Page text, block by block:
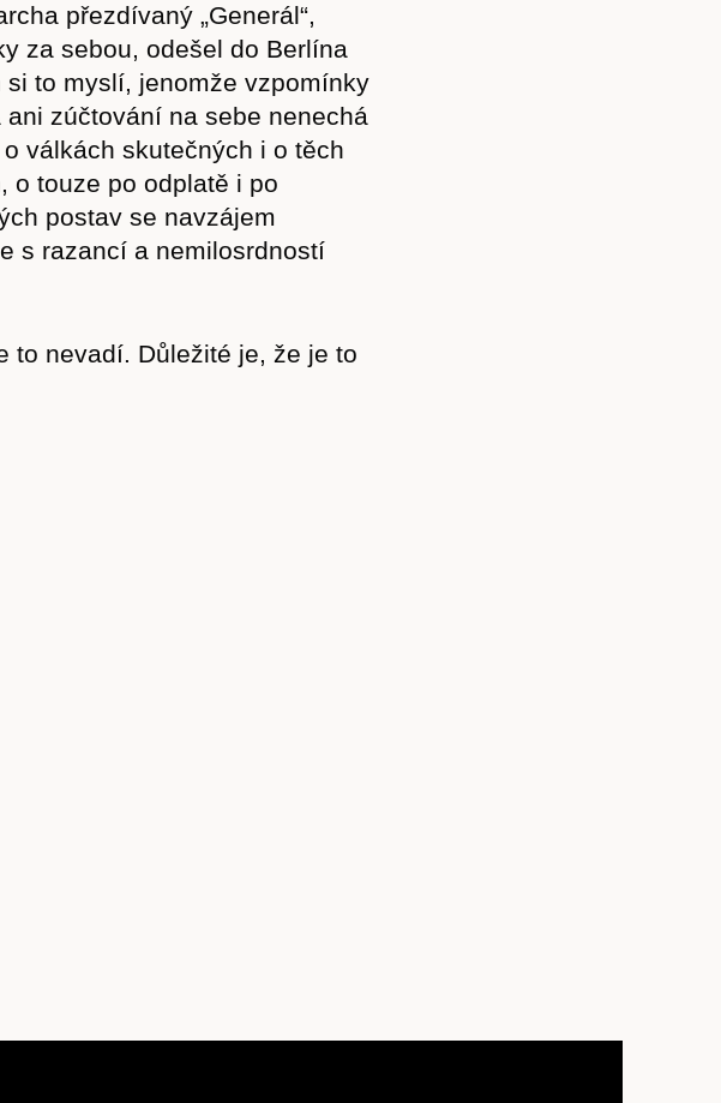
přezdívaný „Generál“,
za sebou, odešel do Berlína
to myslí, jenomže vzpomínky
zúčtování na sebe nenechá
válkách skutečných i o těch
o touze po odplatě i po
postav se navzájem
s razancí a nemilosrdností
to nevadí. Důležité je, že je to